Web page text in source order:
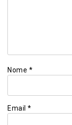
Nome *
Email *